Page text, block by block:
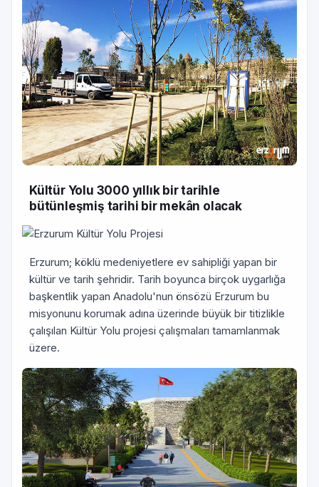
Kültür Yolu 3000 yıllık bir tarihle
bütünleşmiş tarihi bir mekân olacak
Erzurum; köklü medeniyetlere ev sahipliği yapan bir
kültür ve tarih şehridir. Tarih boyunca birçok uygarlığa
başkentlik yapan Anadolu'nun önsözü Erzurum bu
misyonunu korumak adına üzerinde büyük bir titizlikle
çalışılan Kültür Yolu projesi çalışmaları tamamlanmak
üzere.